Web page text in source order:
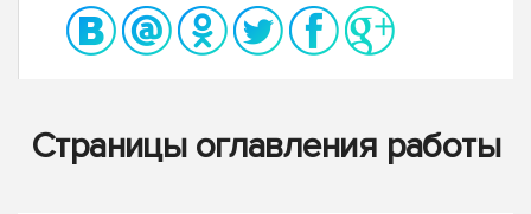
Страницы оглавления работы